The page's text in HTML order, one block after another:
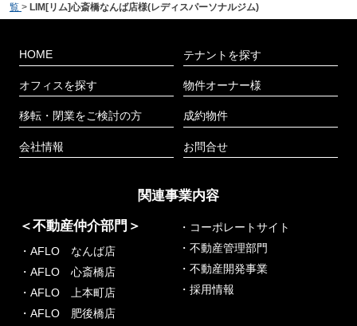
覧 > LIM[リム]心斎橋なんば店様(レディスパーソナルジム)
HOME
オフィスを探す
移転・閉業をご検討の方
会社情報
テナントを探す
物件オーナー様
成約物件
お問合せ
関連事業内容
＜不動産仲介部門＞
・AFLO なんば店
・AFLO 心斎橋店
・AFLO 上本町店
・AFLO 肥後橋店
・コーポレートサイト
・不動産管理部門
・不動産開発事業
・採用情報